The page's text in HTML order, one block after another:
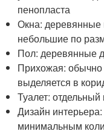
пенопласта
Окна: деревянные
небольшие по
Пол: деревянные
Прихожая: обычно
выделяется в
Туалет:
Дизайн
минимальным